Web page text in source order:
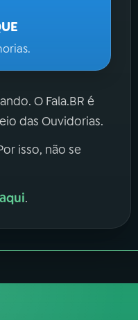
O Fala.BR é
das Ouvidorias.
isso, não se
.